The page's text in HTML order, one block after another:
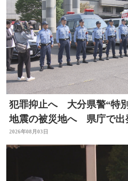
犯罪抑止へ 大分県警“特
地震の被災地へ 県庁で出
本地震】
2026年08月03日